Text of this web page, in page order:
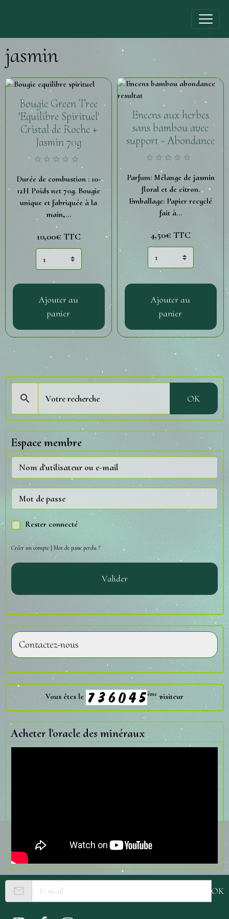
jasmin
Bougie Green Tree
'Equilibre Spirituel'
Cristal de Roche +
Jasmin 70g
Durée de combustion : 10-
12H Poids net 70g. Bougie
unique et fabriquée à la
main,...
10,00€ TTC
Ajouter au
panier
Encens aux herbes
sans bambou avec
support - Abondance
Parfum: Mélange de jasmin
floral et de citron.
Emballage: Papier recyclé
fait à...
4,50€ TTC
Ajouter au
panier
OK
Espace membre
Rester connecté
Créer un compte | Mot de passe perdu ?
Valider
Contactez-nous
Vous êtes le ème visiteur
Acheter l'oracle des minéraux
OK